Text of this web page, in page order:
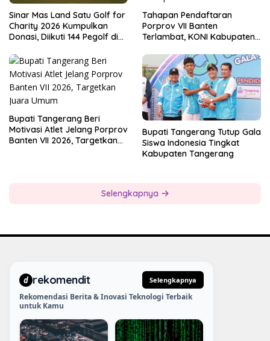
Sinar Mas Land Satu Golf for
Charity 2026 Kumpulkan
Donasi, Diikuti 144 Pegolf di
Tahapan Pendaftaran
Porprov VII Banten
Terlambat, KONI Kabupaten
Kesiapan Panitia
Bupati Tangerang Beri
Motivasi Atlet Jelang Porprov
Banten VII 2026, Targetkan
Bupati Tangerang Tutup Gala
Siswa Indonesia Tingkat
Kabupaten Tangerang
Selengkapnya
d rekomendit Selengkapnya
Rekomendasi Berita & Inovasi Teknologi Terbaik
untuk Kamu